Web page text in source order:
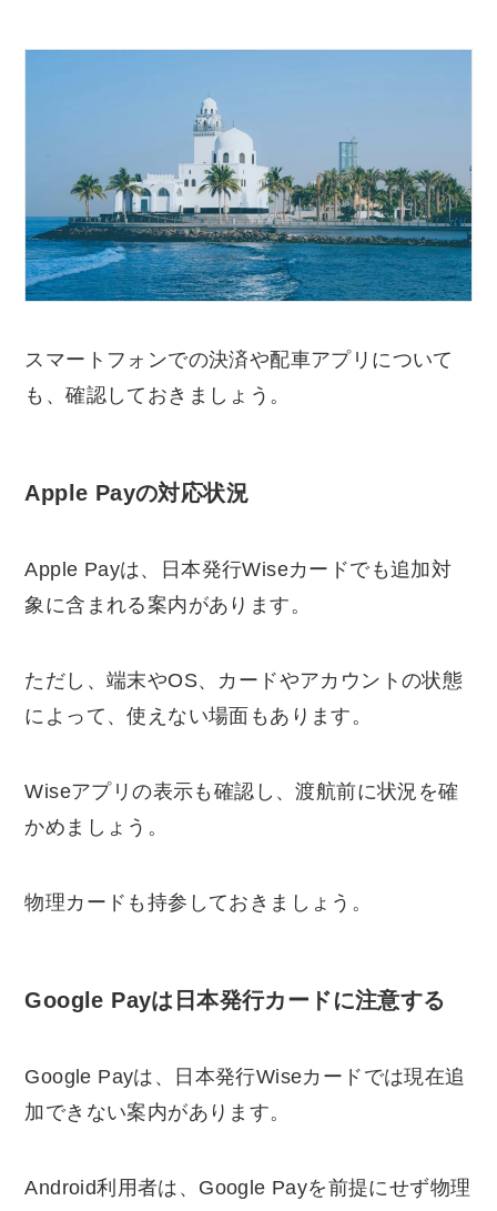
スマートフォンでの決済や配車アプリについて
も、確認しておきましょう。
Apple Payの対応状況
Apple Payは、日本発行Wiseカードでも追加対
象に含まれる案内があります。
ただし、端末やOS、カードやアカウントの状態
によって、使えない場面もあります。
Wiseアプリの表示も確認し、渡航前に状況を確
かめましょう。
物理カードも持参しておきましょう。
Google Payは日本発行カードに注意する
Google Payは、日本発行Wiseカードでは現在追
加できない案内があります。
Android利用者は、Google Payを前提にせず物理